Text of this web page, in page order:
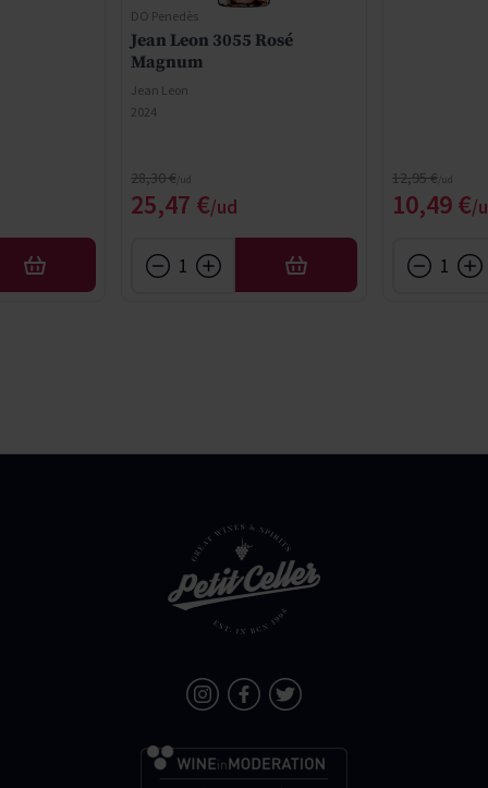
AÑADIR
DO Penedès
Jean Leon 3055 Rosé
Magnum
Jean Leon
2024
Precio especial
25,47 €
Precio normal
28,30 €
AÑADIR
Precio
10,49 €
Precio normal
12,95 €